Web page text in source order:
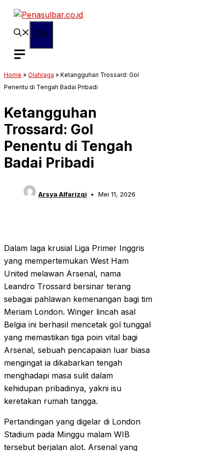
Langsung
Home » Olahraga » Ketangguhan Trossard: Gol
Penentu di Tengah Badai Pribadi
Ketangguhan
Trossard: Gol
Penentu di Tengah
Badai Pribadi
Arsya Alfarizqi Mei 11, 2026
Dalam laga krusial Liga Primer Inggris
yang mempertemukan West Ham
United melawan Arsenal, nama
Leandro Trossard bersinar terang
sebagai pahlawan kemenangan bagi tim
Meriam London. Winger lincah asal
Belgia ini berhasil mencetak gol tunggal
yang memastikan tiga poin vital bagi
Arsenal, sebuah pencapaian luar biasa
mengingat ia dikabarkan tengah
menghadapi masa sulit dalam
kehidupan pribadinya, yakni isu
keretakan rumah tangga.
Pertandingan yang digelar di London
Stadium pada Minggu malam WIB
tersebut berjalan alot. Arsenal yang